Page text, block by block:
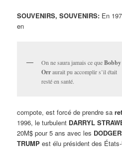
SOUVENIRS, SOUVENIRS: En
en
On ne saura jamais ce queBobby
Orraurait pu accomplir s’il était
resté en santé.
compote, est forcé de prendre sa
1996, le turbulent DARRYL
20M$ pour 5 ans avec les
TRUMP est élu président des